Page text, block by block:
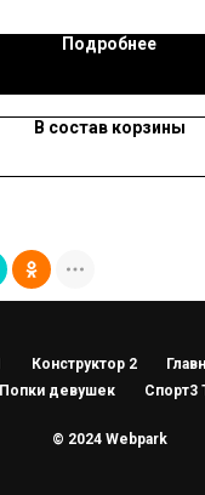
Подробнее
В состав корзины
Конструктор 2
Попки девушек
Спорт3
© 2024 Webpark